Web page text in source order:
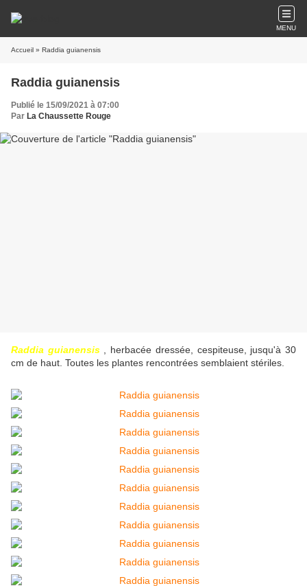
MENU
Accueil » Raddia guianensis
Raddia guianensis
Publié le 15/09/2021 à 07:00
Par La Chaussette Rouge
Raddia guianensis, herbacée dressée, cespiteuse, jusqu'à 30
cm de haut. Toutes les plantes rencontrées semblaient stériles.